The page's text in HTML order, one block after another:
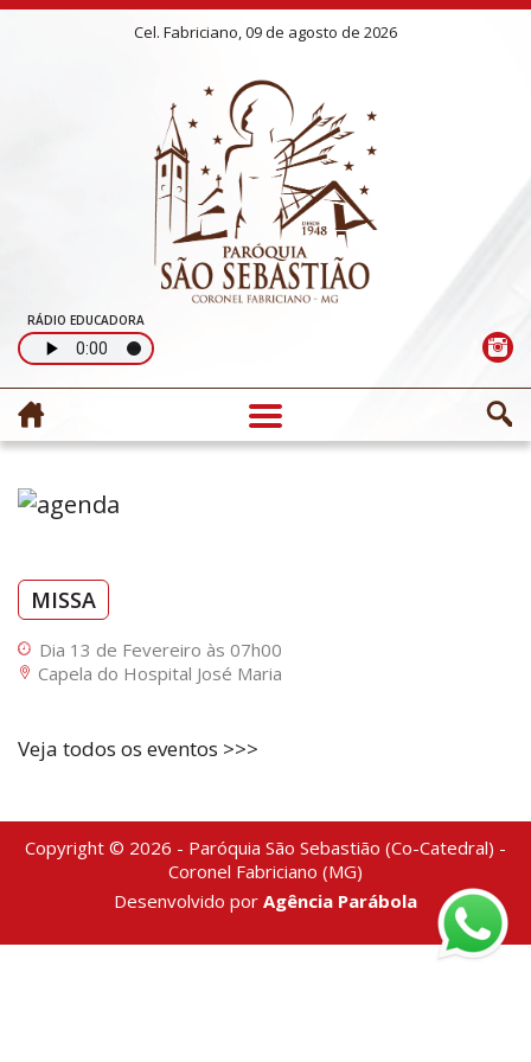
Cel. Fabriciano, 09 de agosto de 2026
RÁDIO EDUCADORA
MISSA
Dia 13 de Fevereiro às 07h00
Capela do Hospital José Maria
Veja todos os eventos >>>
Copyright © 2026 - Paróquia São Sebastião (Co-Catedral) -
Coronel Fabriciano (MG)
Desenvolvido por Agência Parábola